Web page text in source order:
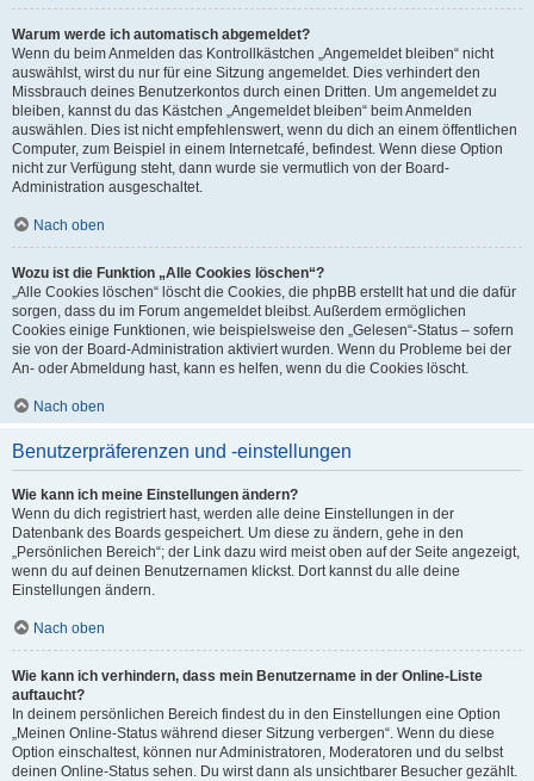
Warum werde ich automatisch abgemeldet?
Wenn du beim Anmelden das Kontrollkästchen „Angemeldet bleiben“ nicht
auswählst, wirst du nur für eine Sitzung angemeldet. Dies verhindert den
Missbrauch deines Benutzerkontos durch einen Dritten. Um angemeldet zu
bleiben, kannst du das Kästchen „Angemeldet bleiben“ beim Anmelden
auswählen. Dies ist nicht empfehlenswert, wenn du dich an einem öffentlichen
Computer, zum Beispiel in einem Internetcafé, befindest. Wenn diese Option
nicht zur Verfügung steht, dann wurde sie vermutlich von der Board-
Administration ausgeschaltet.
Nach oben
Wozu ist die Funktion „Alle Cookies löschen“?
„Alle Cookies löschen“ löscht die Cookies, die phpBB erstellt hat und die dafür
sorgen, dass du im Forum angemeldet bleibst. Außerdem ermöglichen
Cookies einige Funktionen, wie beispielsweise den „Gelesen“-Status – sofern
sie von der Board-Administration aktiviert wurden. Wenn du Probleme bei der
An- oder Abmeldung hast, kann es helfen, wenn du die Cookies löscht.
Nach oben
Benutzerpräferenzen und -einstellungen
Wie kann ich meine Einstellungen ändern?
Wenn du dich registriert hast, werden alle deine Einstellungen in der
Datenbank des Boards gespeichert. Um diese zu ändern, gehe in den
„Persönlichen Bereich“; der Link dazu wird meist oben auf der Seite angezeigt,
wenn du auf deinen Benutzernamen klickst. Dort kannst du alle deine
Einstellungen ändern.
Nach oben
Wie kann ich verhindern, dass mein Benutzername in der Online-Liste
auftaucht?
In deinem persönlichen Bereich findest du in den Einstellungen eine Option
„Meinen Online-Status während dieser Sitzung verbergen“. Wenn du diese
Option einschaltest, können nur Administratoren, Moderatoren und du selbst
deinen Online-Status sehen. Du wirst dann als unsichtbarer Besucher gezählt.